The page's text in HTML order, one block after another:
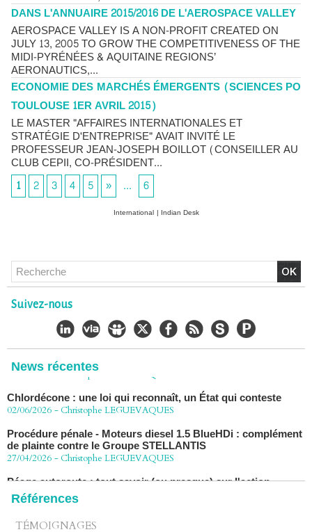
DANS L'ANNUAIRE 2015/2016 DE L'AEROSPACE VALLEY
AEROSPACE VALLEY IS A NON-PROFIT CREATED ON
JULY 13, 2005 TO GROW THE COMPETITIVENESS OF THE
MIDI-PYRÉNÉES & AQUITAINE REGIONS’
AERONAUTICS,...
ECONOMIE DES MARCHÉS ÉMERGENTS (SCIENCES PO
TOULOUSE 1ER AVRIL 2015)
LE MASTER "AFFAIRES INTERNATIONALES ET
STRATÉGIE D'ENTREPRISE" AVAIT INVITÉ LE
PROFESSEUR JEAN-JOSEPH BOILLOT (CONSEILLER AU
CLUB CEPII, CO-PRÉSIDENT...
1
2 3 4 5 » ... 6
International | Indian Desk
Suivez-nous
News récentes
Chlordécone : un non-lieu confirmé, la bataille se déplace
vers la Cour de cassation
30/06/2026 -Christophe LEGUEVAQUES
CHLORDÉCONE Déclaration de Me Christophe
LÈGUEVAQUES (CLE), avocat de parties civiles, après la
décision de confirmation du non-lieu
22/06/2026 - Christophe LEGUEVAQUES
Chlordécone : une loi qui reconnaît, un État qui conteste
02/06/2026 -Christophe LEGUEVAQUES
Procédure pénale - Moteurs diesel 1.5 BlueHDi : complément
de plainte contre le Groupe STELLANTIS
27/04/2026 -Christophe LEGUEVAQUES
Péage autoroute : tout savoir (ou presque) sur l'action
collective ouverte le 2 avril
07/04/2026
Références
TÉMOIGNAGES